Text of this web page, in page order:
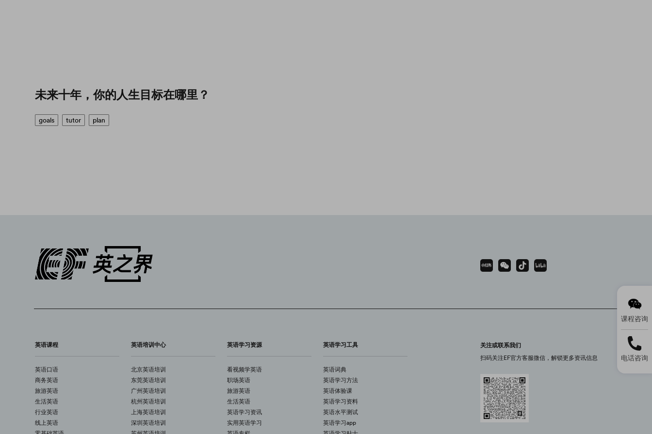
未来十年，你的人生目标在哪里？
goals tutor plan
英语课程
英语口语
商务英语
旅游英语
生活英语
行业英语
线上英语
英语培训中心
北京英语培训
东莞英语培训
广州英语培训
杭州英语培训
上海英语培训
深圳英语培训
英语学习资源
看视频学英语
职场英语
旅游英语
生活英语
英语学习资讯
实用英语学习
英语学习工具
英语词典
英语学习方法
英语体验课
英语学习资料
英语水平测试
英语学习app
关注或联系我们
扫码关注EF官方客服微信，解锁更多资讯信息
课程咨询
电话咨询